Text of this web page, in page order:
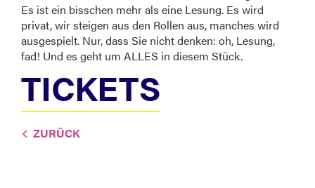
Es ist ein bisschen mehr als eine Lesung. Es wird
privat, wir steigen aus den Rollen aus, manches wird
ausgespielt. Nur, dass Sie nicht denken: oh, Lesung,
fad! Und es geht um ALLES in diesem Stück.
TICKETS
ZURÜCK